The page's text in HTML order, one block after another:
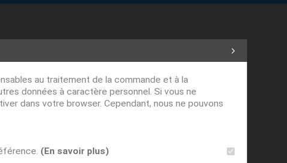
au traitement de la commande et à la
données à caractère personnel. Si vous ne
dans votre browser. Cependant, nous ne pouvons
(En savoir plus)